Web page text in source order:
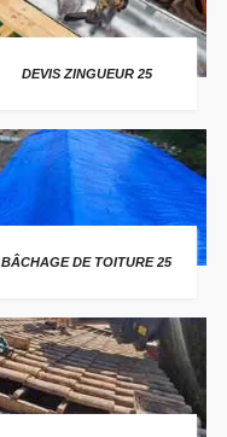
DEVIS ZINGUEUR 25
BÂCHAGE DE TOITURE 25